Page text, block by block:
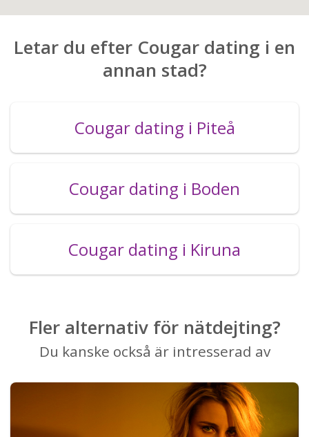
Letar du efter Cougar dating i en
annan stad?
Cougar dating i Piteå
Cougar dating i Boden
Cougar dating i Kiruna
Fler alternativ för nätdejting?
Du kanske också är intresserad av